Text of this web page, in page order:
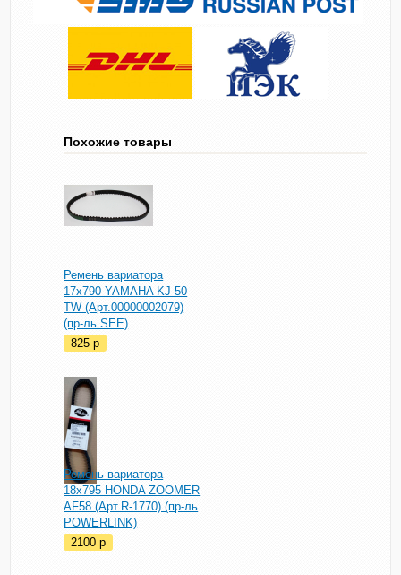
Похожие товары
Ремень вариатора
17х790 YAMAHA KJ-50
TW (Арт.00000002079)
(пр-ль SEE)
825p
Ремень вариатора
18х795 HONDA ZOOMER
AF58 (Арт.R-1770) (пр-ль
POWERLINK)
2100p